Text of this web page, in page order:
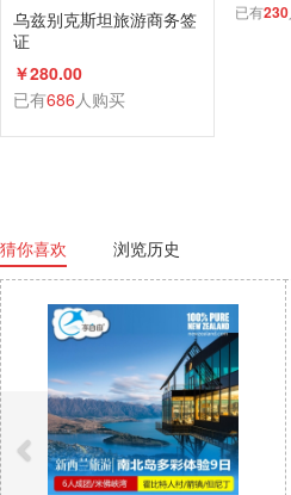
乌兹别克斯坦旅游商务签
证
￥280.00
已有686人购买
已有230
猜你喜欢 浏览历史